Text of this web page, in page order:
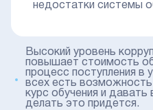
недостатки системы
Высокий уровень
повышает стоимость
процесс поступления в
всех есть
курс обучения и
делать это придется.